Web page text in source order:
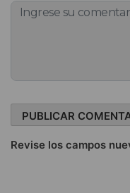
Revise los campos